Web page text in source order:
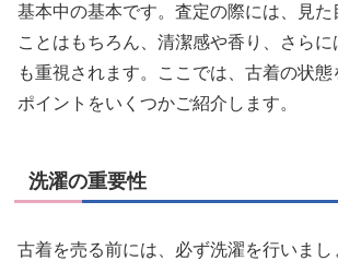
基本中の基本です。査定の際には、見た
ことはもちろん、清潔感や香り、さら
も重視されます。ここでは、古着の状
ポイントをいくつかご紹介します。
洗濯の重要性
古着を売る前には、必ず洗濯を行いま